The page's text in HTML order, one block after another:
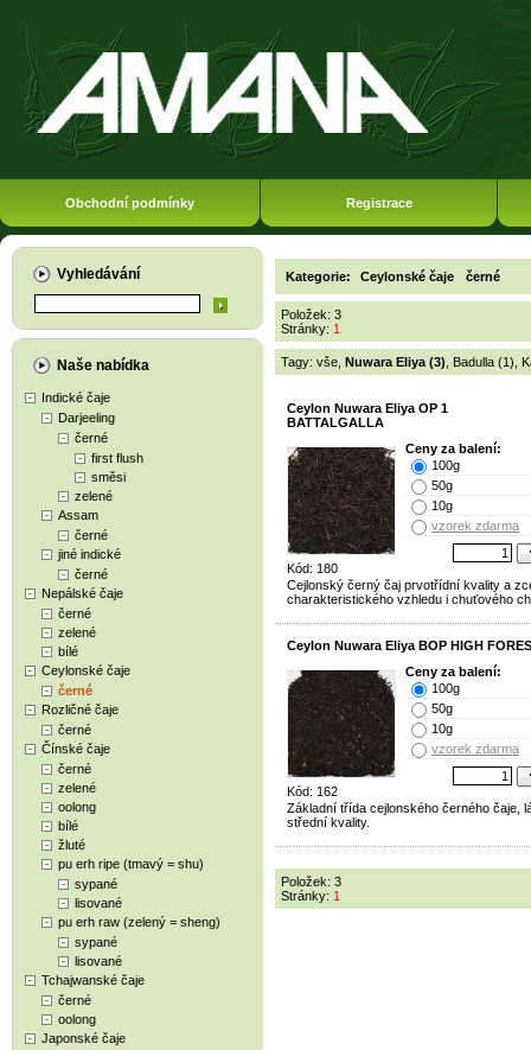
Obchodní podmínky Registrace
Vyhledávání
Naše nabídka
Indické čaje
Darjeeling
černé
first flush
směsi
zelené
Assam
černé
jiné indické
černé
Nepálské čaje
černé
zelené
bílé
Ceylonské čaje
černé
Rozličné čaje
černé
Čínské čaje
černé
zelené
oolong
bílé
žluté
pu erh ripe (tmavý = shu)
sypané
lisované
pu erh raw (zelený = sheng)
sypané
lisované
Tchajwanské čaje
černé
oolong
Japonské čaje
Kategorie: Ceylonské čaje černé
Položek: 3
Stránky: 1
Tagy: vše Nuwara Eliya (3) Badulla (1)
Ceylon Nuwara Eliya OP 1
BATTALGALLA
Kód: 180
Ceny za balení:
100g
50g
10g
vzorek zdarma
Cejlonský černý čaj prvotřídní kvality a
charakteristického vzhledu i chuťového
Ceylon Nuwara Eliya BOP HIGH
Kód: 162
Ceny za balení:
100g
50g
10g
vzorek zdarma
Základní třída cejlonského černého čaje,
střední kvality.
Položek: 3
Stránky: 1